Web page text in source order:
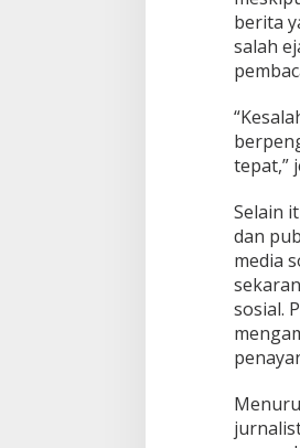
berita
salah
tepat,”
Selain
dan
media
sosial.